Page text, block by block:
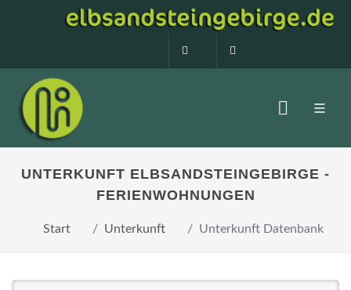
0160 99873408
UNTERKUNFT ELBSANDSTEINGEBIRGE -
FERIENWOHNUNGEN
Start Unterkunft Unterkunft Datenbank